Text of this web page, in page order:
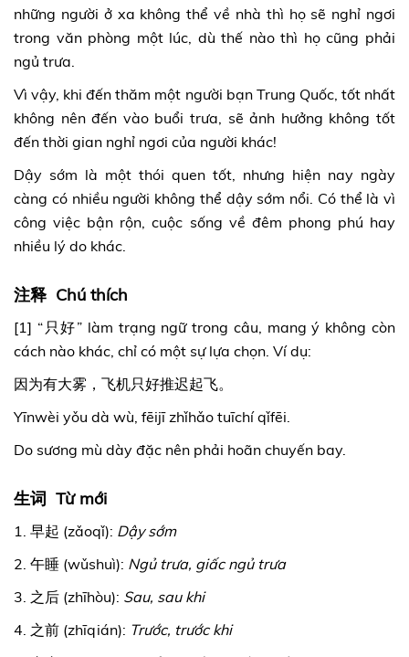
những người ở xa không thể về nhà thì họ sẽ nghỉ ngơi
trong văn phòng một lúc, dù thế nào thì họ cũng phải
ngủ trưa.
Vì vậy, khi đến thăm một người bạn Trung Quốc, tốt nhất
không nên đến vào buổi trưa, sẽ ảnh hưởng không tốt
đến thời gian nghỉ ngơi của người khác!
Dậy sớm là một thói quen tốt, nhưng hiện nay ngày
càng có nhiều người không thể dậy sớm nổi. Có thể là vì
công việc bận rộn, cuộc sống về đêm phong phú hay
nhiều lý do khác.
注释 Chú thích
[1] “只好” làm trạng ngữ trong câu, mang ý không còn
cách nào khác, chỉ có một sự lựa chọn. Ví dụ:
因为有大雾，飞机只好推迟起飞。
Yīnwèi yǒu dà wù, fēijī zhǐhǎo tuīchí qǐfēi.
Do sương mù dày đặc nên phải hoãn chuyến bay.
生词 Từ mới
1. 早起 (zǎoqǐ): Dậy sớm
2. 午睡 (wǔshuì): Ngủ trưa, giấc ngủ trưa
3. 之后 (zhīhòu): Sau, sau khi
4. 之前 (zhīqián): Trước, trước khi